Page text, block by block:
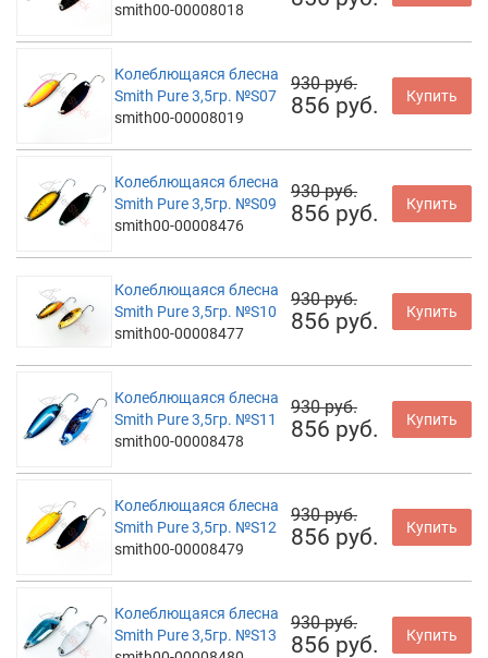
smith00-00008018
Колеблющаяся блесна
Smith Pure 3,5гр. №S07
smith00-00008019
930 руб.
856 руб. Купить
Колеблющаяся блесна
Smith Pure 3,5гр. №S09
smith00-00008476
930 руб.
856 руб. Купить
Колеблющаяся блесна
Smith Pure 3,5гр. №S10
smith00-00008477
930 руб.
856 руб. Купить
Колеблющаяся блесна
Smith Pure 3,5гр. №S11
smith00-00008478
930 руб.
856 руб. Купить
Колеблющаяся блесна
Smith Pure 3,5гр. №S12
smith00-00008479
930 руб.
856 руб. Купить
Колеблющаяся блесна
Smith Pure 3,5гр. №S13
930 руб.
856 руб. Купить